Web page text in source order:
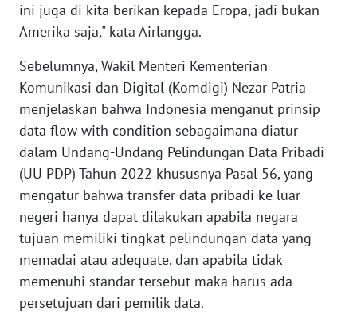
ini juga di kita berikan kepada Eropa, jadi bukan
Amerika saja," kata Airlangga.
Sebelumnya, Wakil Menteri Kementerian
Komunikasi dan Digital (Komdigi) Nezar Patria
menjelaskan bahwa Indonesia menganut prinsip
data flow with condition sebagaimana diatur
dalam Undang-Undang Pelindungan Data Pribadi
(UU PDP) Tahun 2022 khususnya Pasal 56, yang
mengatur bahwa transfer data pribadi ke luar
negeri hanya dapat dilakukan apabila negara
tujuan memiliki tingkat pelindungan data yang
memadai atau adequate, dan apabila tidak
memenuhi standar tersebut maka harus ada
persetujuan dari pemilik data.
SERAMBI
JAMBI
WN
SULTRA
WN
SULTENG
WN
SULBAR